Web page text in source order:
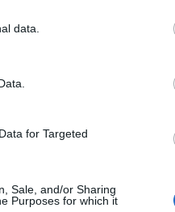
data.
for Targeted
Sale, and/or Sharing
Purposes for which it
tovább »